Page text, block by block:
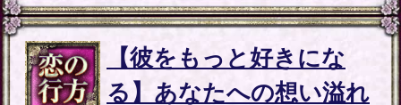
当コンテンツお支払いには、
クレジットカード・携帯キャリ
ア決済・WebMoneyをご利用い
ただけます。
他者による不正利用防止のた
め、クレジットカード情報のほ